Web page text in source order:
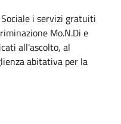
i servizi gratuiti
Mo.N.Di e
all'ascolto, al
abitativa per la